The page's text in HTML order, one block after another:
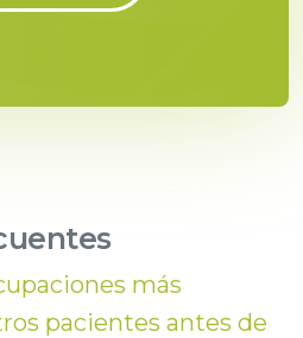
más
pacientes antes de